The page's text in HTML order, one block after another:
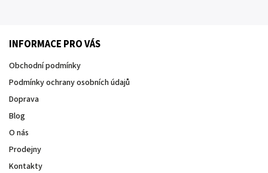
INFORMACE PRO VÁS
Obchodní podmínky
Podmínky ochrany osobních údajů
Doprava
Blog
O nás
Prodejny
Kontakty